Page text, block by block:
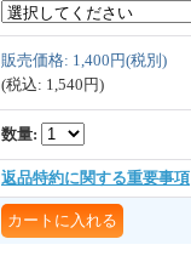
販売価格: 1,400円(税別)
(税込: 1,540円)
数量:
返品特約に関する重要事項